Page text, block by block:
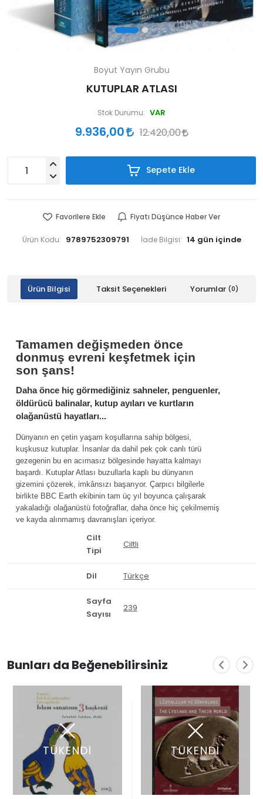
Boyut Yayın Grubu
KUTUPLAR ATLASI
Stok Durumu: VAR
9.936,00 12.420,00
Sepete Ekle
Favorilere Ekle Fiyatı Düşünce Haber Ver
Ürün Kodu: 9789752309791 İade Bilgisi:
Ürün Bilgisi Taksit Seçenekleri Yorumlar (0)
Tamamen değişmeden önce
donmuş evreni keşfetmek için
son şans!
Daha önce hiç görmediğiniz sahneler, penguenler,
öldürücü balinalar, kutup ayıları ve kurtların
olağanüstü hayatları...
Dünyanın en çetin yaşam koşullarına sahip bölgesi,
kuşkusuz kutuplar. İnsanlar da dahil pek çok canlı türü
gezegenin bu en acımasız bölgesinde hayatta kalmayı
başardı. Kutuplar Atlası buzullarla kaplı bu dünyanın
gizemini çözerek, imkânsızı başarıyor. Çarpıcı bilgilerle
birlikte BBC Earth ekibinin tam üç yıl boyunca çalışarak
yakaladığı olağanüstü fotoğraflar, daha önce hiç çekilmemiş
ve kayda alınmamış davranışları içeriyor.
Cilt
Tipi
Ciltli
Dil Türkçe
Sayfa
Sayısı
239
Bunları da Beğenebilirsiniz
TÜKENDİ TÜKENDİ